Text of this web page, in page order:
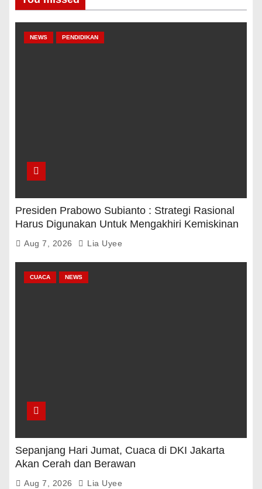
NEWS PENDIDIKAN
Presiden Prabowo Subianto : Strategi Rasional
Harus Digunakan Untuk Mengakhiri Kemiskinan
Aug 7, 2026 Lia Uyee
CUACA NEWS
Sepanjang Hari Jumat, Cuaca di DKI Jakarta
Akan Cerah dan Berawan
Aug 7, 2026 Lia Uyee